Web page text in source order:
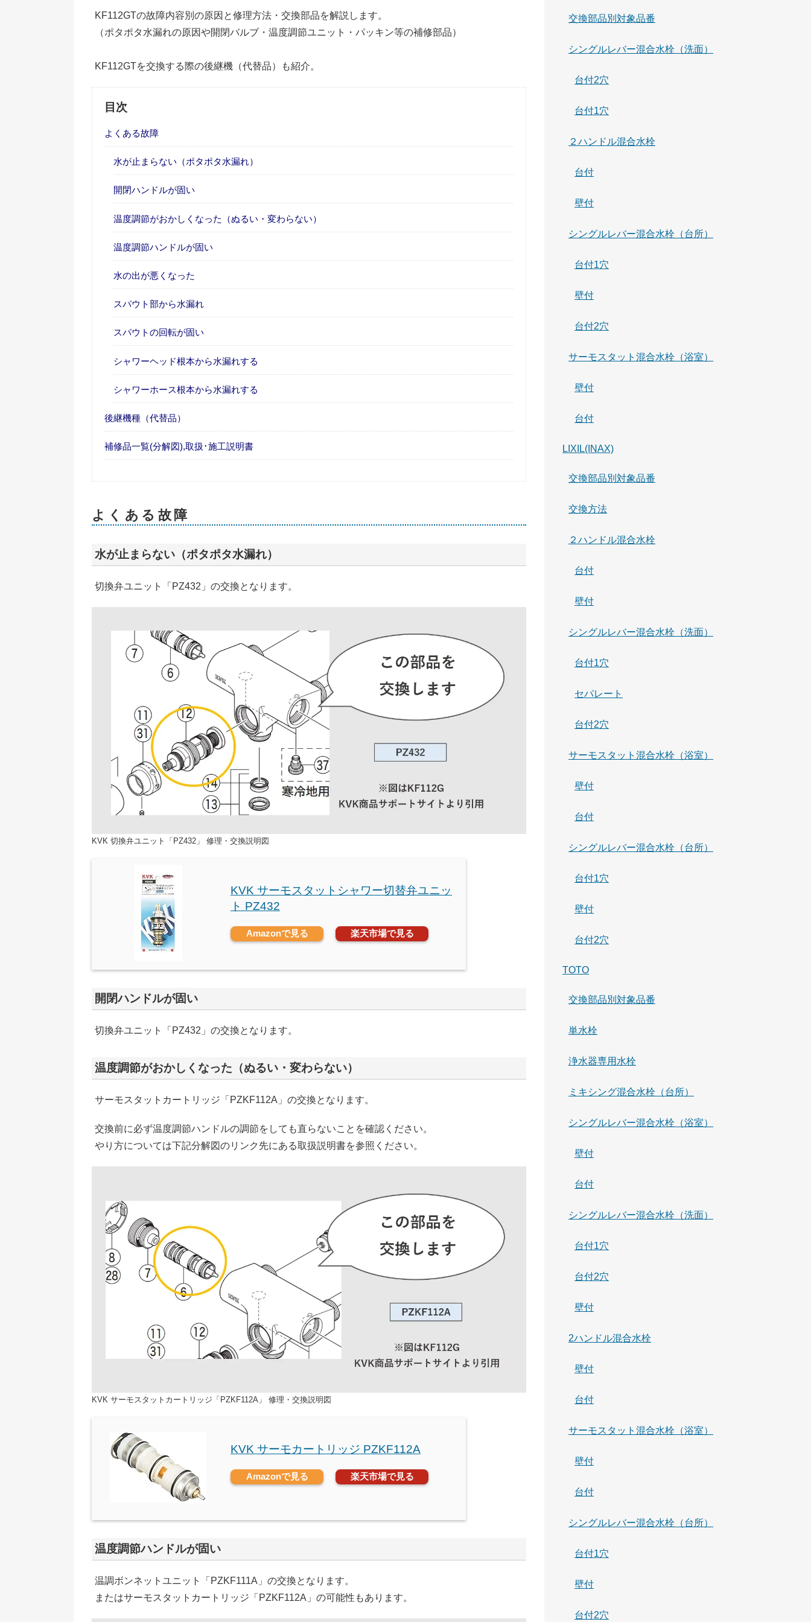
KF112GTの故障内容別の原因と修理方法・交換部品を解説します。
（ポタポタ水漏れの原因や開閉バルブ・温度調節ユニット・パッキン等の補修部品）
KF112GTを交換する際の後継機（代替品）も紹介。
目次
よくある故障
水が止まらない（ポタポタ水漏れ）
開閉ハンドルが固い
温度調節がおかしくなった（ぬるい・変わらない）
温度調節ハンドルが固い
水の出が悪くなった
スパウト部から水漏れ
スパウトの回転が固い
シャワーヘッド根本から水漏れする
シャワーホース根本から水漏れする
後継機種（代替品）
補修品一覧(分解図),取扱･施工説明書
よくある故障
水が止まらない（ポタポタ水漏れ）
切換弁ユニット「PZ432」の交換となります。
KVK 切換弁ユニット「PZ432」 修理・交換説明図
KVK サーモスタットシャワー切替弁ユニッ
ト PZ432
Amazonで見る 楽天市場で見る
開閉ハンドルが固い
切換弁ユニット「PZ432」の交換となります。
温度調節がおかしくなった（ぬるい・変わらない）
サーモスタットカートリッジ「PZKF112A」の交換となります。
交換前に必ず温度調節ハンドルの調節をしても直らないことを確認ください。
やり方については下記分解図のリンク先にある取扱説明書を参照ください。
KVK サーモスタットカートリッジ「PZKF112A」 修理・交換説明図
KVK サーモカートリッジ PZKF112A
Amazonで見る 楽天市場で見る
温度調節ハンドルが固い
温調ボンネットユニット「PZKF111A」の交換となります。
またはサーモスタットカートリッジ「PZKF112A」の可能性もあります。
交換部品別対象品番
シングルレバー混合水栓（洗面）
台付2穴
台付1穴
２ハンドル混合水栓
台付
壁付
シングルレバー混合水栓（台所）
台付1穴
壁付
台付2穴
サーモスタット混合水栓（浴室）
壁付
台付
LIXIL(INAX)
交換部品別対象品番
交換方法
２ハンドル混合水栓
台付
壁付
シングルレバー混合水栓（洗面）
台付1穴
セパレート
台付2穴
サーモスタット混合水栓（浴室）
壁付
台付
シングルレバー混合水栓（台所）
台付1穴
壁付
台付2穴
TOTO
交換部品別対象品番
単水栓
浄水器専用水栓
ミキシング混合水栓（台所）
シングルレバー混合水栓（浴室）
壁付
台付
シングルレバー混合水栓（洗面）
台付1穴
台付2穴
壁付
2ハンドル混合水栓
壁付
台付
サーモスタット混合水栓（浴室）
壁付
台付
シングルレバー混合水栓（台所）
台付1穴
壁付
台付2穴